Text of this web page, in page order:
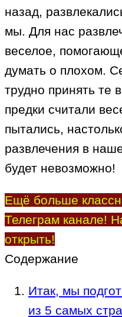
назад,
мы. Для нас
веселое,
думать о плохом.
трудно принять те
предки считали
пытались,
развлечения в
будет невозможно!
Ещё больше
Телеграм канале!
открыть!
Содержание
Итак, мы
из 5 самых